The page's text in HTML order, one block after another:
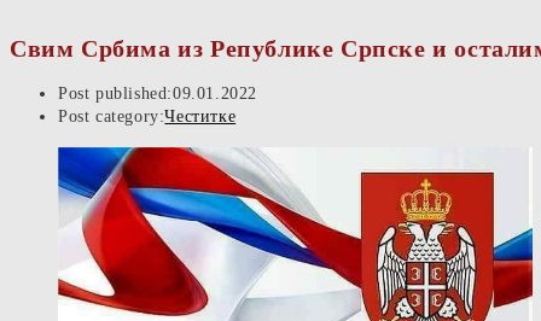
Свим Србима из Републике Српске и
Post published:09.01.2022
Post category:Честитке